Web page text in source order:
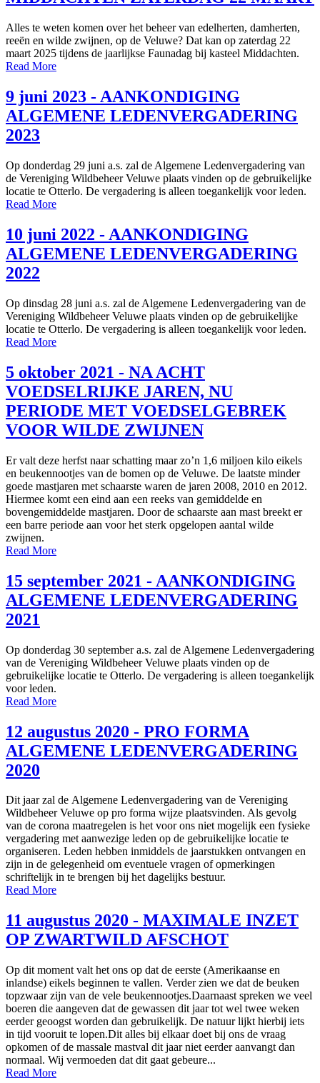
Alles te weten komen over het beheer van edelherten, damherten,
reeën en wilde zwijnen, op de Veluwe? Dat kan op zaterdag 22
maart 2025 tijdens de jaarlijkse Faunadag bij kasteel Middachten.
Read More
9 juni 2023 - AANKONDIGING
ALGEMENE LEDENVERGADERING
2023
Op donderdag 29 juni a.s. zal de Algemene Ledenvergadering van
de Vereniging Wildbeheer Veluwe plaats vinden op de gebruikelijke
locatie te Otterlo. De vergadering is alleen toegankelijk voor leden.
Read More
10 juni 2022 - AANKONDIGING
ALGEMENE LEDENVERGADERING
2022
Op dinsdag 28 juni a.s. zal de Algemene Ledenvergadering van de
Vereniging Wildbeheer Veluwe plaats vinden op de gebruikelijke
locatie te Otterlo. De vergadering is alleen toegankelijk voor leden.
Read More
5 oktober 2021 - NA ACHT
VOEDSELRIJKE JAREN, NU
PERIODE MET VOEDSELGEBREK
VOOR WILDE ZWIJNEN
Er valt deze herfst naar schatting maar zo’n 1,6 miljoen kilo eikels
en beukennootjes van de bomen op de Veluwe. De laatste minder
goede mastjaren met schaarste waren de jaren 2008, 2010 en 2012.
Hiermee komt een eind aan een reeks van gemiddelde en
bovengemiddelde mastjaren. Door de schaarste aan mast breekt er
een barre periode aan voor het sterk opgelopen aantal wilde
zwijnen.
Read More
15 september 2021 - AANKONDIGING
ALGEMENE LEDENVERGADERING
2021
Op donderdag 30 september a.s. zal de Algemene Ledenvergadering
van de Vereniging Wildbeheer Veluwe plaats vinden op de
gebruikelijke locatie te Otterlo. De vergadering is alleen toegankelijk
voor leden.
Read More
12 augustus 2020 - PRO FORMA
ALGEMENE LEDENVERGADERING
2020
Dit jaar zal de Algemene Ledenvergadering van de Vereniging
Wildbeheer Veluwe op pro forma wijze plaatsvinden. Als gevolg
van de corona maatregelen is het voor ons niet mogelijk een fysieke
vergadering met aanwezige leden op de gebruikelijke locatie te
organiseren. Leden hebben inmiddels de jaarstukken ontvangen en
zijn in de gelegenheid om eventuele vragen of opmerkingen
schriftelijk in te brengen bij het dagelijks bestuur.
Read More
11 augustus 2020 - MAXIMALE INZET
OP ZWARTWILD AFSCHOT
Op dit moment valt het ons op dat de eerste (Amerikaanse en
inlandse) eikels beginnen te vallen. Verder zien we dat de beuken
topzwaar zijn van de vele beukennootjes.Daarnaast spreken we veel
boeren die aangeven dat de gewassen dit jaar tot wel twee weken
eerder geoogst worden dan gebruikelijk. De natuur lijkt hierbij iets
in tijd vooruit te lopen.Dit alles bij elkaar doet bij ons de vraag
opkomen of de massale mastval dit jaar niet eerder aanvangt dan
normaal. Wij vermoeden dat dit gaat gebeure...
Read More